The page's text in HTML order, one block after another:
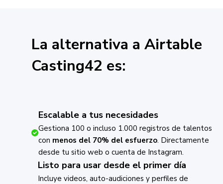
La alternativa a Airtable
Casting42 es:
Escalable a tus necesidades
Gestiona 100 o incluso 1.000 registros de talentos
con menos del 70% del esfuerzo. Directamente
desde tu sitio web o cuenta de Instagram.
Listo para usar desde el primer día
Incluye videos, auto-audiciones y perfiles de